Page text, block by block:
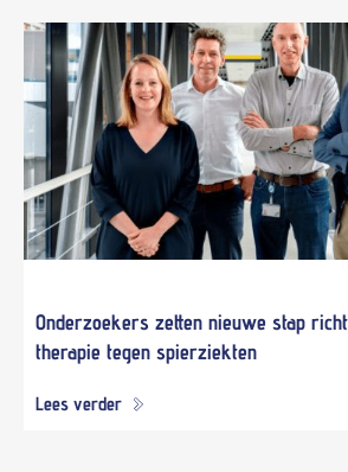
Onderzoekers zetten nieuwe stap
therapie tegen spierziekten
Lees verder